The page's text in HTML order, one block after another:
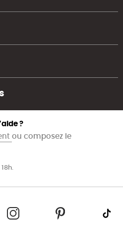
?
ou composez le